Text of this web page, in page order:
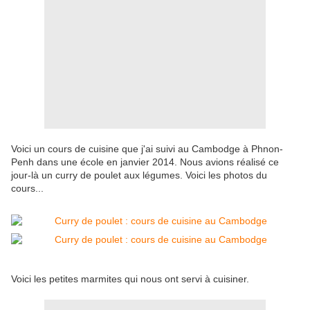
Voici un cours de cuisine que j'ai suivi au Cambodge à Phnon-
Penh dans une école en janvier 2014. Nous avions réalisé ce
jour-là un curry de poulet aux légumes. Voici les photos du
cours...
Voici les petites marmites qui nous ont servi à cuisiner.